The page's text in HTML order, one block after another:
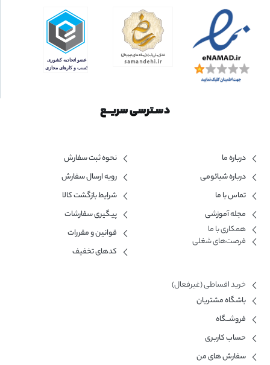
دسـترسی سریــع
درباره ما
درباره شیائومی
تماس با ما
مجله آموزشی
همکاری با ما​
فرصت‌های شغلی
نحوه ثبت سفارش
رویه ارسال سفارش
شرایط بازگشت کالا
پیگیری سفارشات
قوانین و مقررات
کدهای تخفیف
خرید اقساطی (غیرفعال)
باشگاه مشتریان
فروشــگاه
حساب کاربری
سفارش های من